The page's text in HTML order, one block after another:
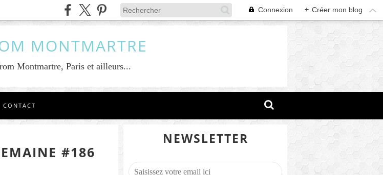
Connexion + Créer mon blog
MONTMARTRE
Montmartre, Paris et ailleurs...
CONTACT
#186
NEWSLETTER